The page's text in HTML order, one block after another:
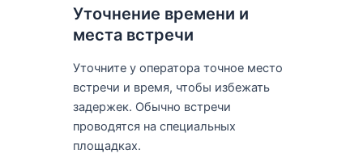
Уточнение времени и
места встречи
Уточните у оператора точное место
встречи и время, чтобы избежать
задержек. Обычно встречи
проводятся на специальных
площадках.